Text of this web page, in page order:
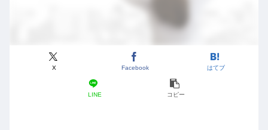
X Facebook はてブ
LINE コピー